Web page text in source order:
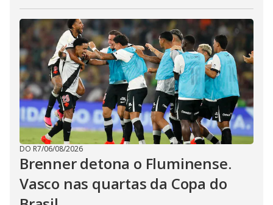
DO R7/06/08/2026
Brenner detona o Fluminense.
Vasco nas quartas da Copa do